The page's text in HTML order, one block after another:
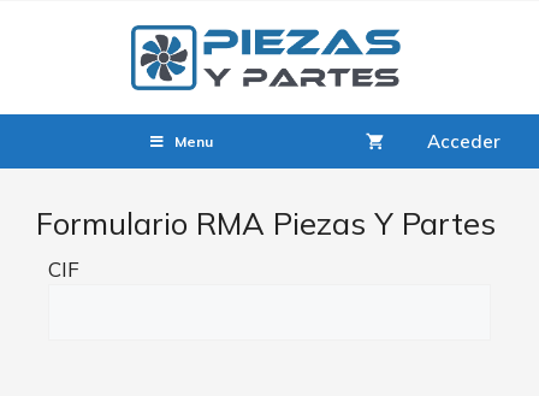
Menu Acceder
Formulario RMA Piezas Y Partes
CIF